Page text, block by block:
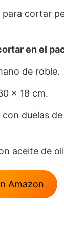
para cortar
en el
de roble.
x 18 cm.
con duelas
aceite de
Amazon